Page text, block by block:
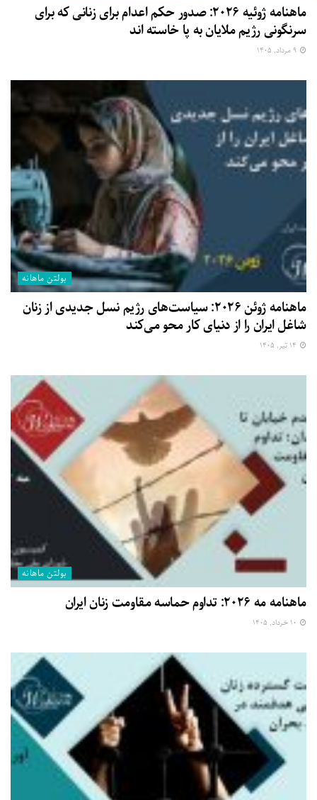
ماهنامه ژوئیه ۲۰۲۶: صدور حکم اعدام برای زنانی که برای
سرنگونی رژیم ملایان به پا خاسته اند
بولتن ماهانه
ماهنامه ژوئن ۲۰۲۶: سیاست‌های رژیم نسل جدیدی از زنان
شاغل ایران را از دنیای کار محو می‌کند
بولتن ماهانه
ماهنامه مه ۲۰۲۶: تداوم حماسه مقاومت زنان ایران